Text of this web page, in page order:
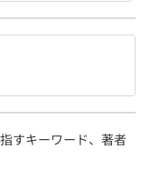
すキーワード、著者